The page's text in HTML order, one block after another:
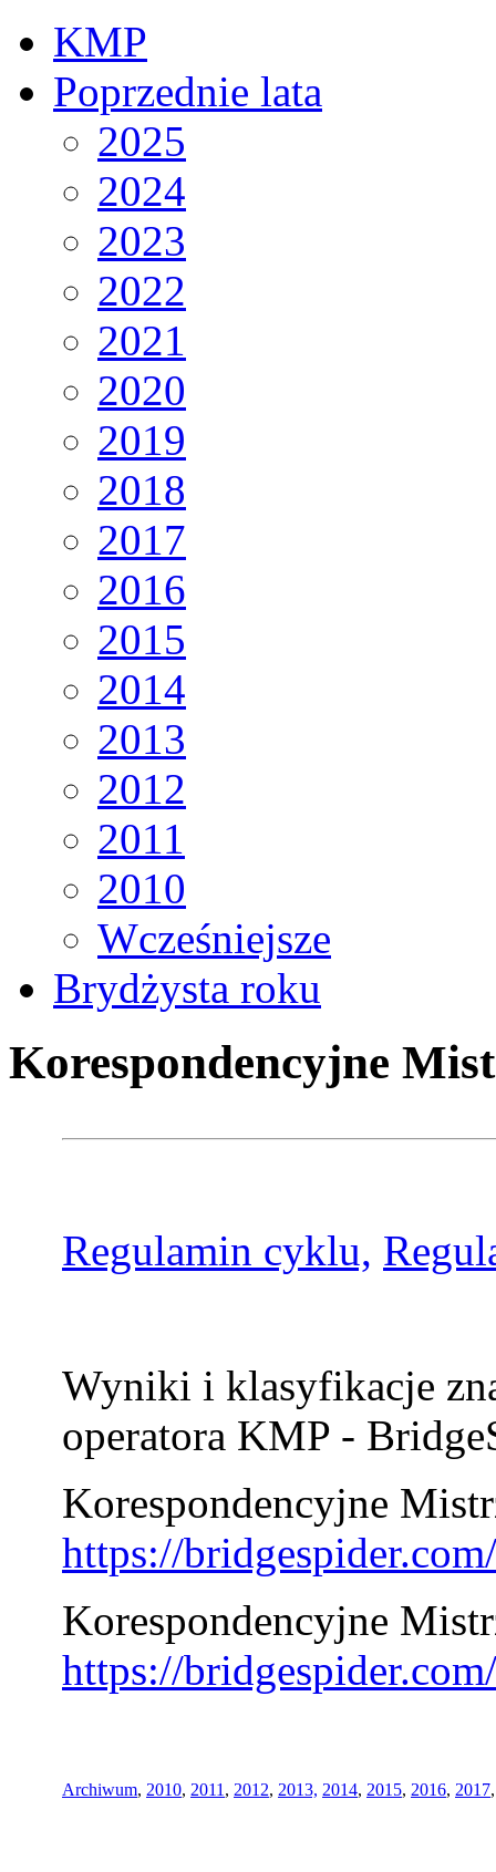
KMP
Poprzednie lata
2025
2024
2023
2022
2021
2020
2019
2018
2017
2016
2015
2014
2013
2012
2011
2010
Wcześniejsze
Brydżysta roku
Korespondencyjne
Regulamin cyklu,
Wyniki i klasyfikacje
operatora KMP -
Korespondencyjne
https://
Korespondencyjne
https://
Archiwum, 2010, 2011 , 2012, 2013, 2014, 2015, 2016, 2017